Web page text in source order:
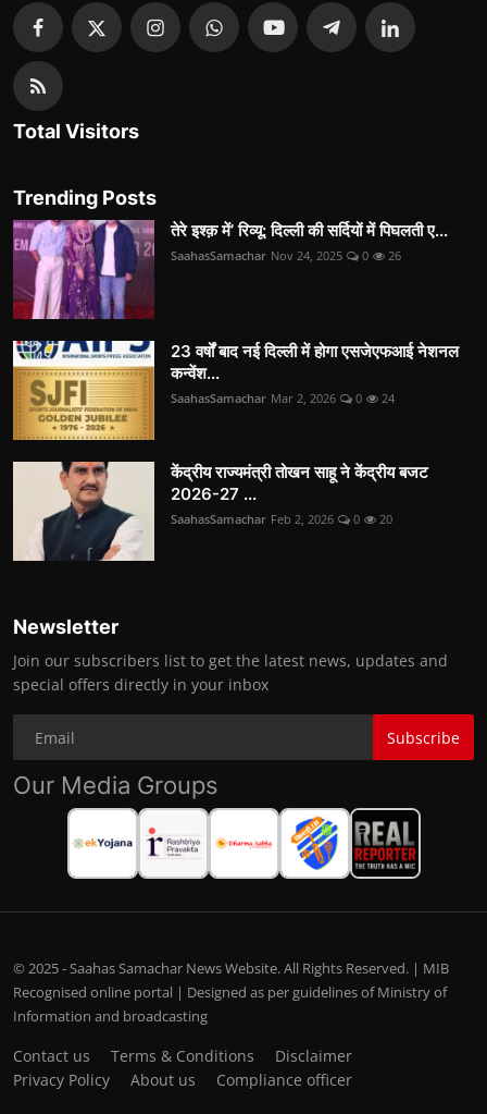
Total Visitors
Trending Posts
तेरे इश्क़ में’ रिव्यू: दिल्ली की सर्दियों में पिघलती ए...
SaahasSamachar Nov 24, 2025 0 26
23 वर्षों बाद नई दिल्ली में होगा एसजेएफआई नेशनल
कन्वेंश...
SaahasSamachar Mar 2, 2026 0 24
केंद्रीय राज्यमंत्री तोखन साहू ने केंद्रीय बजट
2026-27 ...
SaahasSamachar Feb 2, 2026 0 20
Newsletter
Join our subscribers list to get the latest news, updates and
special offers directly in your inbox
Subscribe
Our Media Groups
© 2025 - Saahas Samachar News Website. All Rights Reserved. | MIB
Recognised online portal | Designed as per guidelines of Ministry of
Information and broadcasting
Contact us Terms & Conditions
Disclaimer
Privacy Policy
About us Compliance officer